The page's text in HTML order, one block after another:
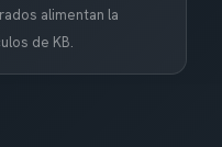
alimentan la
de KB.